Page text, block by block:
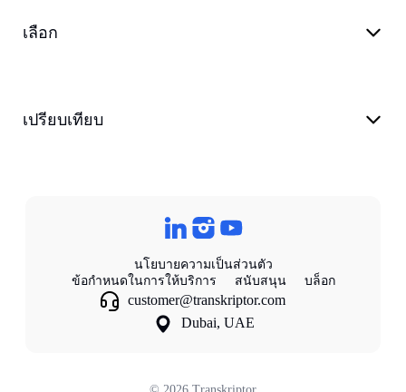
เลือก
เปรียบเทียบ
นโยบายความเป็นส่วนตัว
ข้อกําหนดในการให้บริการ
สนับสนุน บล็อก
customer@transkriptor.com
Dubai, UAE